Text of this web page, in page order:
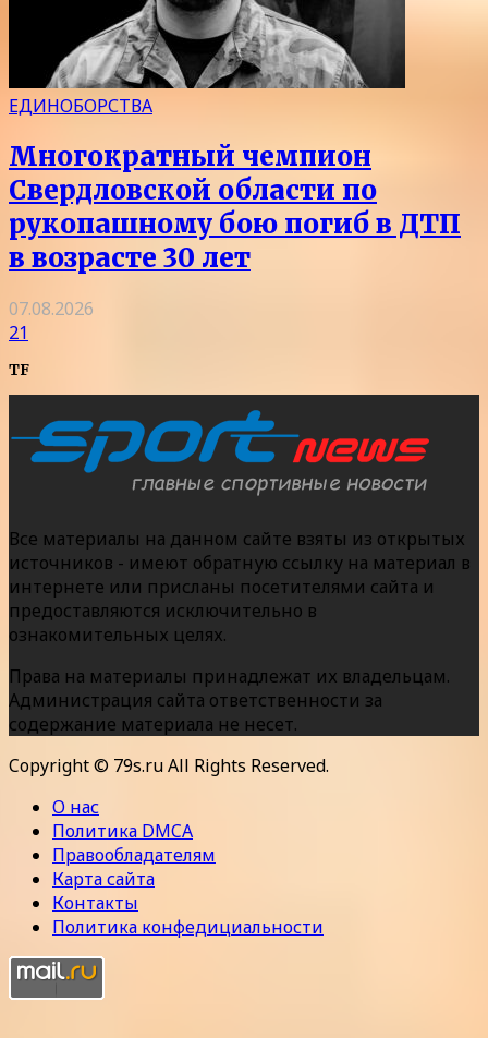
ЕДИНОБОРСТВА
Многократный чемпион
Свердловской области по
рукопашному бою погиб в ДТП
в возрасте 30 лет
07.08.2026
21
TF
Все материалы на данном сайте взяты из открытых
источников - имеют обратную ссылку на материал в
интернете или присланы посетителями сайта и
предоставляются исключительно в
ознакомительных целях.
Права на материалы принадлежат их владельцам.
Администрация сайта ответственности за
содержание материала не несет.
Copyright © 79s.ru All Rights Reserved.
О нас
Политика DMCA
Правообладателям
Карта сайта
Контакты
Политика конфедициальности